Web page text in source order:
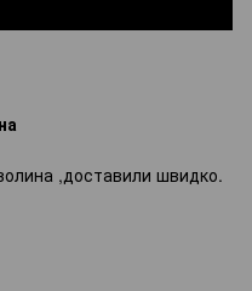
,доставили швидко.